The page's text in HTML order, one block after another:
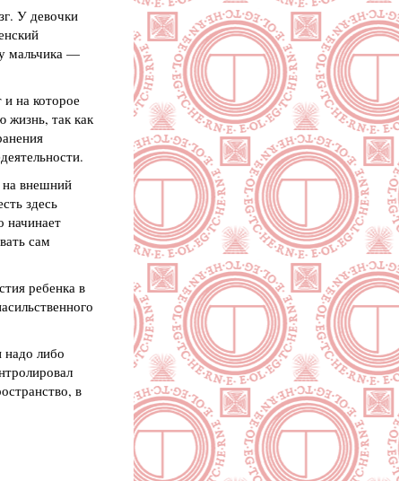
У девочки
у мальчика —
на которое
жизнь, так как
на внешний
здесь
начинает
сам
ребенка в
либо
в